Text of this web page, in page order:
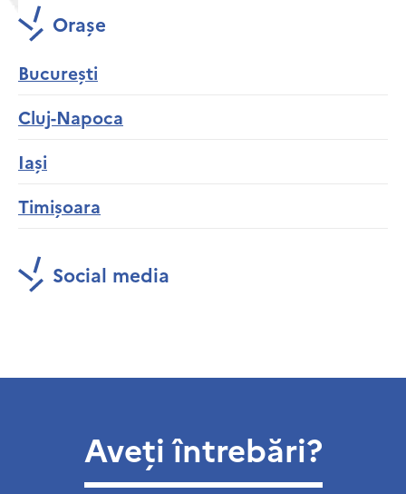
Orașe
București
Cluj-Napoca
Iași
Timișoara
Social media
Aveți întrebări?